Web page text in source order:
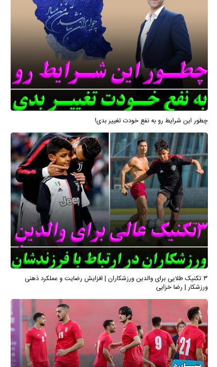
چطور این شرایط رو به نفع خودت تغییر بدی!
۳ تکنیک طلایی برای والدین ورزشکاران | افزایش رضایت و عملکرد ذهنی
ورزشکار | رضا خزایی